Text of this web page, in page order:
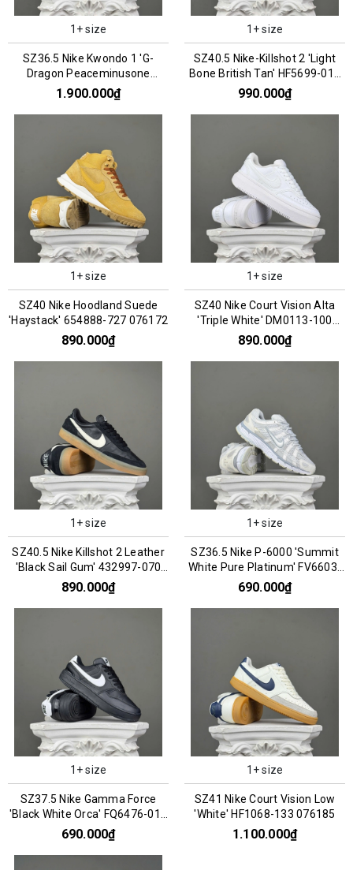
1+ size
SZ36.5 Nike Kwondo 1 'G-
Dragon Peaceminusone
Panda' DH2482-101 066956
1.900.000₫
1+ size
SZ40.5 Nike-Killshot 2 'Light
Bone British Tan' HF5699-019
076184
990.000₫
1+ size
SZ40 Nike Hoodland Suede
'Haystack' 654888-727 076172
890.000₫
1+ size
SZ40 Nike Court Vision Alta
'Triple White' DM0113-100
066758
890.000₫
1+ size
SZ40.5 Nike Killshot 2 Leather
'Black Sail Gum' 432997-070
066717
890.000₫
1+ size
SZ36.5 Nike P-6000 'Summit
White Pure Platinum' FV6603-
101 066853
690.000₫
1+ size
SZ37.5 Nike Gamma Force
'Black White Orca' FQ6476-010
066813
690.000₫
1+ size
SZ41 Nike Court Vision Low
'White' HF1068-133 076185
1.100.000₫